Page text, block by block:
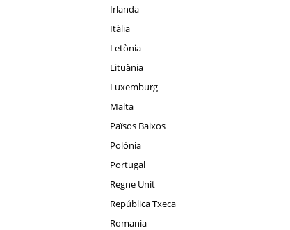
Irlanda
Itàlia
Letònia
Lituània
Luxemburg
Malta
Països Baixos
Polònia
Portugal
Regne Unit
República Txeca
Romania